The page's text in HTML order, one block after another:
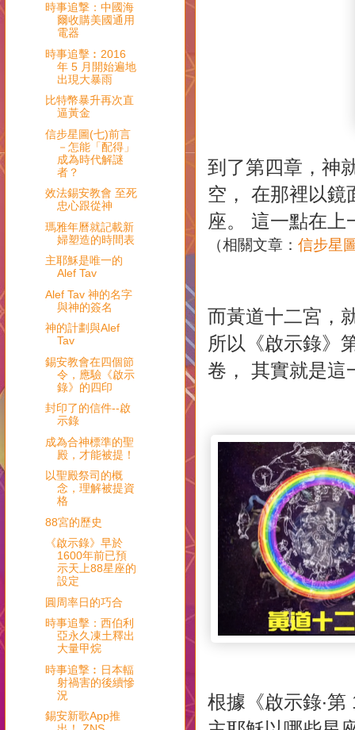
到了第四章，神
空， 在那裡以鏡
座。 這一點在上
（相關文章： 信步星
而黃道十二宮，
所以《啟示錄》
卷， 其實就是這
根據《啟示錄‧
時事追撃：中國海
爾收購美國通用
電器
時事追擊︰2016
年 5 月開始遍地
出現大暴雨
比特幣暴升再次直
逼黃金
信步星圖(七)前言
－怎能「配得」
成為時代解謎
者？
效法錫安教會 至死
忠心跟從神
瑪雅年曆就記載新
婦塑造的時間表
主耶穌是唯一的
Alef Tav
Alef Tav 神的名字
與神的簽名
神的計劃與Alef
Tav
錫安教會在四個節
令，應驗《啟示
錄》的四印
封印了的信件--啟
示錄
成為合神標準的聖
殿，才能被提！
以聖殿祭司的概
念，理解被提資
格
88宮的歷史
《啟示錄》早於
1600年前已預
示天上88星座的
設定
圓周率日的巧合
時事追擊：西伯利
亞永久凍土釋出
大量甲烷
時事追撃︰日本輻
射禍害的後續慘
況
錫安新歌App推